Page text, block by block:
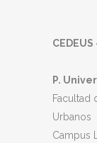
CEDEUS
P.
Facultad
Urbanos
Campus